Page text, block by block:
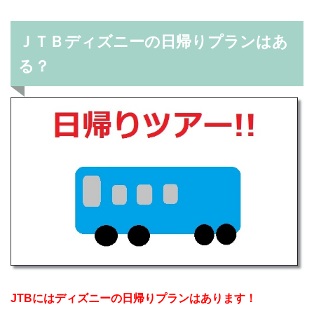
ＪＴＢディズニーの日帰りプランはあ
る？
JTBにはディズニーの日帰りプランはあります！